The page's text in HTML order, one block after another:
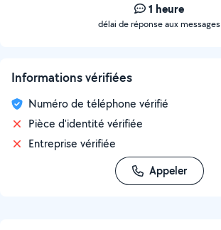
1 heure
délai de réponse aux messages
Informations vérifiées
Numéro de téléphone vérifié
Pièce d'identité vérifiée
Entreprise vérifiée
Appeler